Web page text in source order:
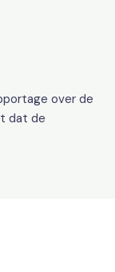
over de
dat de